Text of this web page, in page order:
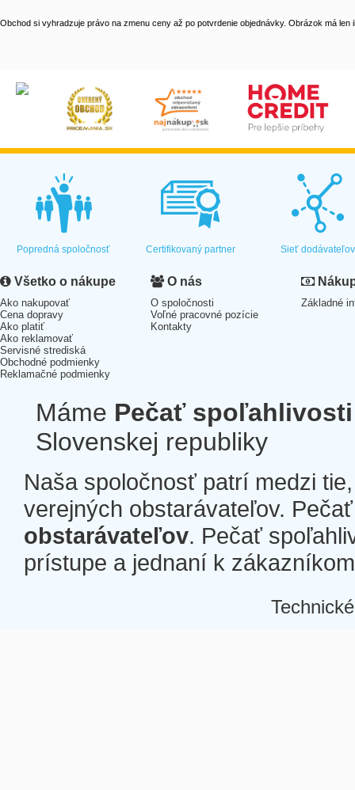
Obchod si vyhradzuje právo na zmenu ceny až po potvrdenie objednávky. Obrázok má len
Popredná spoločnosť Certifikovaný partner Sieť dodávateľov
Všetko o nákupe
Ako nakupovať
Cena dopravy
Ako platiť
Ako reklamovať
Servisné strediská
Obchodné podmienky
Reklamačné podmienky
O nás
O spoločnosti
Voľné pracovné pozície
Kontakty
Základné
Máme Pečať spoľahlivosti
Slovenskej republiky
Naša spoločnosť patrí medzi
verejných obstarávateľov.
obstarávateľov. Pečať
prístupe a jednaní k